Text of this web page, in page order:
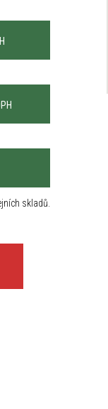
skladů.